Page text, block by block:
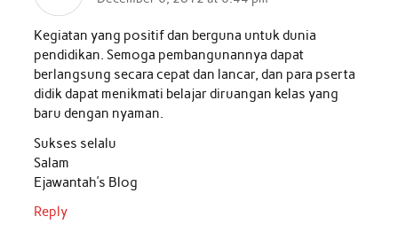
o
k
p
n
Kegiatan yang positif dan berguna untuk dunia
pendidikan. Semoga pembangunannya dapat
berlangsung secara cepat dan lancar, dan para pserta
didik dapat menikmati belajar diruangan kelas yang
baru dengan nyaman.
Sukses selalu
Salam
Ejawantah’s Blog
Reply